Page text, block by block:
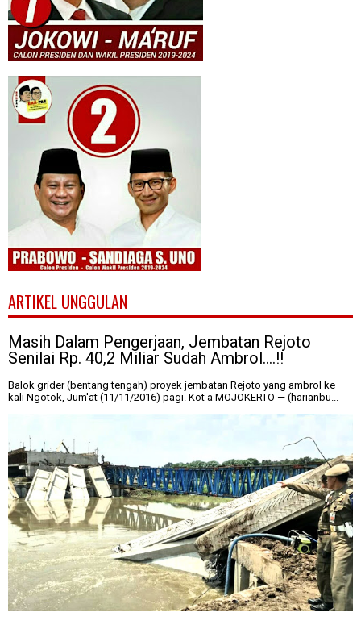
ARTIKEL UNGGULAN
Masih Dalam Pengerjaan, Jembatan Rejoto
Senilai Rp. 40,2 Miliar Sudah Ambrol....!!
Balok grider (bentang tengah) proyek jembatan Rejoto yang ambrol ke
kali Ngotok, Jum'at (11/11/2016) pagi. Kot a MOJOKERTO — (harianbu...